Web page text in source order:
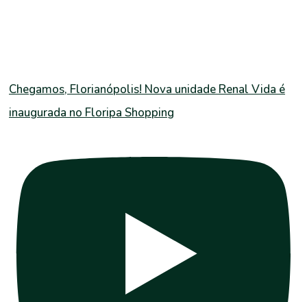
Chegamos, Florianópolis! Nova unidade Renal Vida é
inaugurada no Floripa Shopping